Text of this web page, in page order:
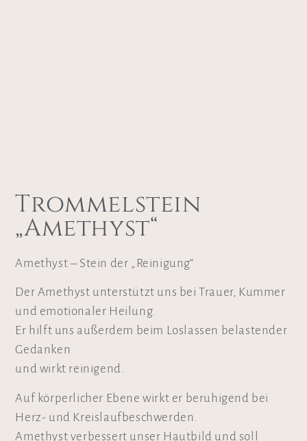
Trommelstein
„Amethyst“
Amethyst – Stein der „Reinigung“
Der Amethyst unterstützt uns bei Trauer, Kummer
und emotionaler Heilung.
Er hilft uns außerdem beim Loslassen belastender
Gedanken
und wirkt reinigend.
Auf körperlicher Ebene wirkt er beruhigend bei
Herz- und Kreislaufbeschwerden.
Amethyst verbessert unser Hautbild und soll